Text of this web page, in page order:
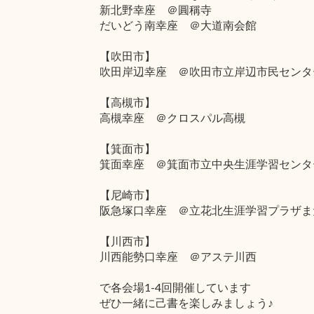
新北野幸座 ＠圓稱寺
だいどう南幸座 ＠大道南会館
【吹田市】
吹田岸辺幸座 ＠吹田市立岸辺市民センタ
【高槻市】
高槻幸座 ＠クロスパル高槻
【箕面市】
箕面幸座 ＠箕面市立中央生涯学習センタ
【尼崎市】
阪急塚口幸座 ＠立花北生涯学習プラザま
【川西市】
川西能勢口幸座 ＠アステ川西
で各会場1-4回開催しています
ぜひ一緒に己書を楽しみましょう♪